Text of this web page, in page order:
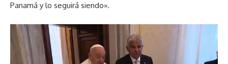
Panamá y lo seguirá siendo».